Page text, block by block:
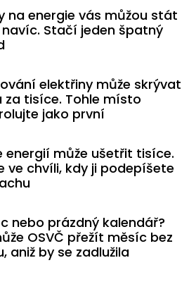
na energie vás můžou stát
Stačí jeden špatný
elektřiny může skrývat
za tisíce. Tohle místo
jako první
energií může ušetřit tisíce.
ve chvíli, kdy ji podepíšete
nebo prázdný kalendář?
OSVČ přežít měsíc bez
aniž by se zadlužila